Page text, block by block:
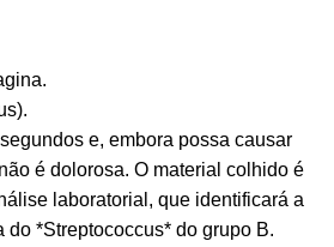
e, embora possa causar
é dolorosa. O material colhido é
laboratorial, que identificará a
do *Streptococcus* do grupo B.